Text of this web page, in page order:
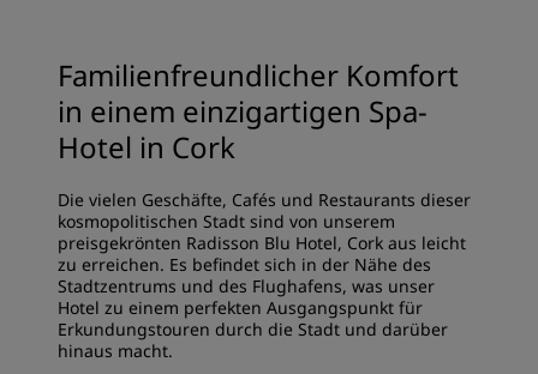
Familienfreundlicher Komfort
in einem einzigartigen Spa-
Hotel in Cork
Die vielen Geschäfte, Cafés und Restaurants dieser
kosmopolitischen Stadt sind von unserem
preisgekrönten Radisson Blu Hotel, Cork aus leicht
zu erreichen. Es befindet sich in der Nähe des
Stadtzentrums und des Flughafens, was unser
Hotel zu einem perfekten Ausgangspunkt für
Erkundungstouren durch die Stadt und darüber
hinaus macht.